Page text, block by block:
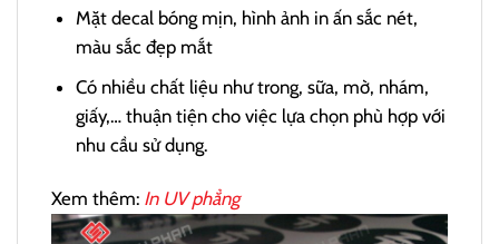
Mặt decal bóng mịn, hình ảnh in ấn sắc nét,
màu sắc đẹp mắt
Có nhiều chất liệu như trong, sữa, mờ, nhám,
giấy,… thuận tiện cho việc lựa chọn phù hợp với
nhu cầu sử dụng.
Xem thêm: In UV phẳng